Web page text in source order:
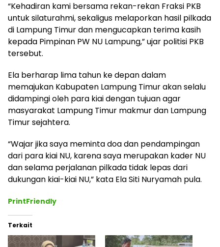
“Kehadiran kami bersama rekan-rekan Fraksi PKB
untuk silaturahmi, sekaligus melaporkan hasil pilkada
di Lampung Timur dan mengucapkan terima kasih
kepada Pimpinan PW NU Lampung,” ujar politisi PKB
tersebut.
Ela berharap lima tahun ke depan dalam
memajukan Kabupaten Lampung Timur akan selalu
didampingi oleh para kiai dengan tujuan agar
masyarakat Lampung Timur makmur dan Lampung
Timur sejahtera.
“Wajar jika saya meminta doa dan pendampingan
dari para kiai NU, karena saya merupakan kader NU
dan selama perjalanan pilkada tidak lepas dari
dukungan kiai-kiai NU,” kata Ela Siti Nuryamah pula.
PrintFriendly
Terkait